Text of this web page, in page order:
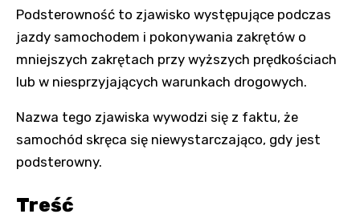
Podsterowność to zjawisko występujące podczas
jazdy samochodem i pokonywania zakrętów o
mniejszych zakrętach przy wyższych prędkościach
lub w niesprzyjających warunkach drogowych.
Nazwa tego zjawiska wywodzi się z faktu, że
samochód skręca się niewystarczająco, gdy jest
podsterowny.
Treść